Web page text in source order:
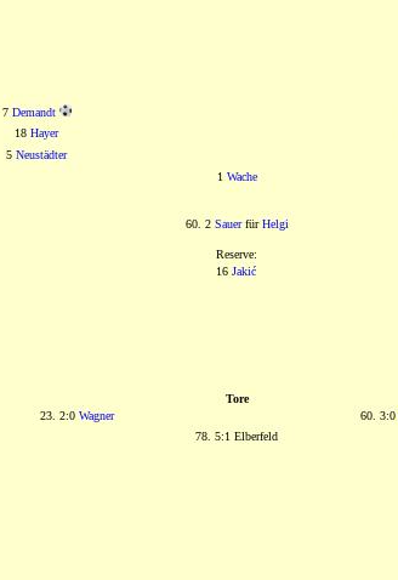
7 Demandt
18 Hayer
5 Neustädter
1 Wache
60. 2 SauerfürHelgi
Reserve:
16 Jakić
Tore
23. 2:0 Wagner 60. 3:0
78. 5:1 Elberfeld